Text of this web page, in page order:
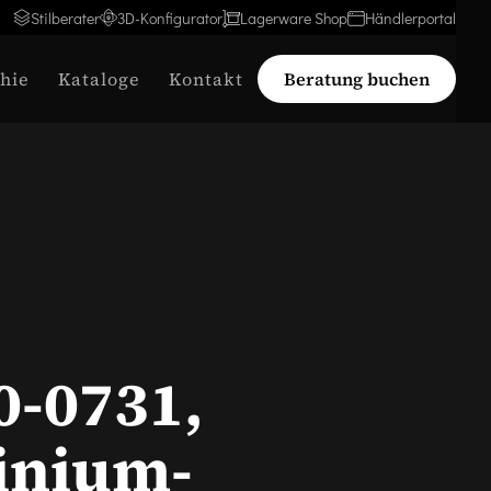
Stilberater 3D-Konfigurator Lagerware Shop Händlerportal
Kataloge Kontakt Beratung buchen
0731,